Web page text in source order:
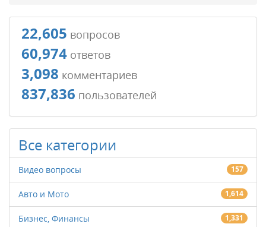
22,605 вопросов
60,974 ответов
3,098 комментариев
837,836 пользователей
Все категории
Видео вопросы 157
Авто и Мото 1,614
Бизнес, Финансы 1,331